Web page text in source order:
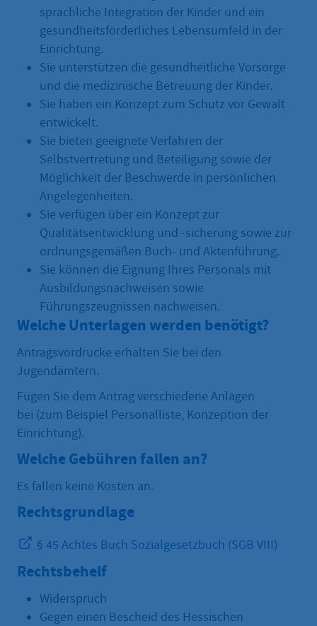
sprachliche Integration der Kinder und ein
gesundheitsförderliches Lebensumfeld in der
Einrichtung.
Sie unterstützen die gesundheitliche Vorsorge
und die medizinische Betreuung der Kinder.
Sie haben ein Konzept zum Schutz vor Gewalt
entwickelt.
Sie bieten geeignete Verfahren der
Selbstvertretung und Beteiligung sowie der
Möglichkeit der Beschwerde in persönlichen
Angelegenheiten.
Sie verfügen über ein Konzept zur
Qualitätsentwicklung und -sicherung sowie zur
ordnungsgemäßen Buch- und Aktenführung.
Sie können die Eignung Ihres Personals mit
Ausbildungsnachweisen sowie
Führungszeugnissen nachweisen.
Welche Unterlagen werden benötigt?
Antragsvordrucke erhalten Sie bei den
Jugendämtern.
Fügen Sie dem Antrag verschiedene Anlagen
bei (zum Beispiel Personalliste, Konzeption der
Einrichtung).
Welche Gebühren fallen an?
Es fallen keine Kosten an.
Rechtsgrundlage
§ 45 Achtes Buch Sozialgesetzbuch (SGB VIII)
Rechtsbehelf
Widerspruch
Gegen einen Bescheid des Hessischen